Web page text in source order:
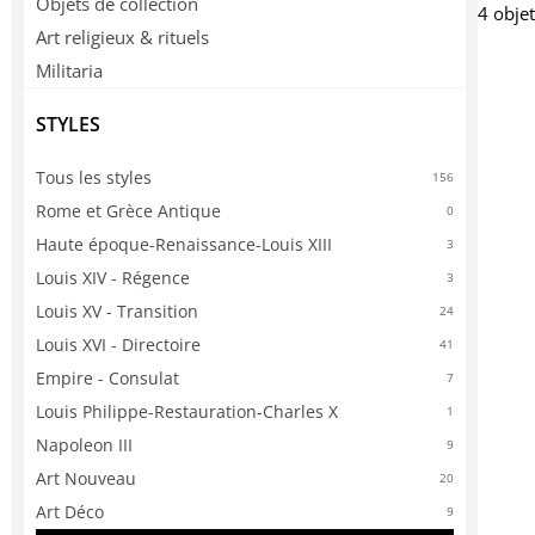
Art religieux & rituels
Militaria
STYLES
Tous les styles 156
Rome et Grèce Antique 0
Haute époque-Renaissance-Louis XIII 3
Louis XIV - Régence 3
Louis XV - Transition 24
Louis XVI - Directoire 41
Empire - Consulat 7
Louis Philippe-Restauration-Charles X 1
Napoleon III 9
Art Nouveau 20
Art Déco 9
4